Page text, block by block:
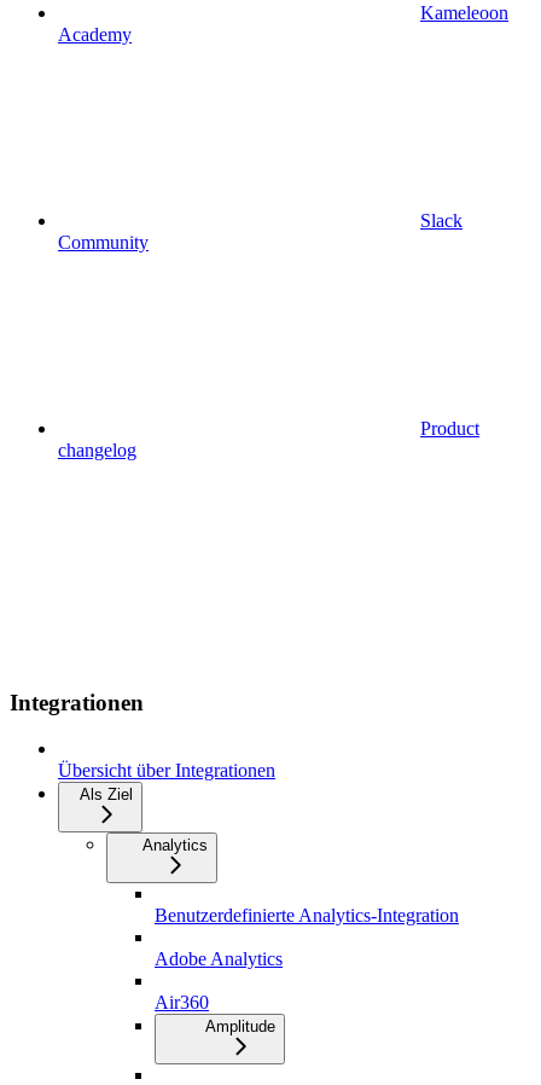
Kameleoon
Academy
Slack
Community
Product
changelog
Integrationen
Übersicht über Integrationen
Als Ziel
Analytics
Benutzerdefinierte Analytics-Integration
Adobe Analytics
Air360
Amplitude